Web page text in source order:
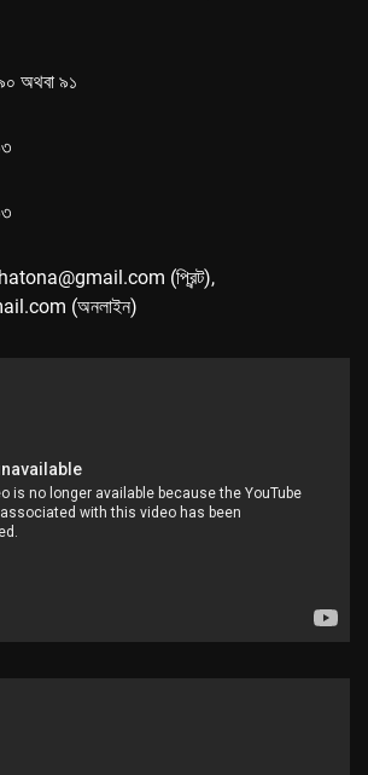
অথবা ৯১
(প্রিন্ট),
(অনলাইন)